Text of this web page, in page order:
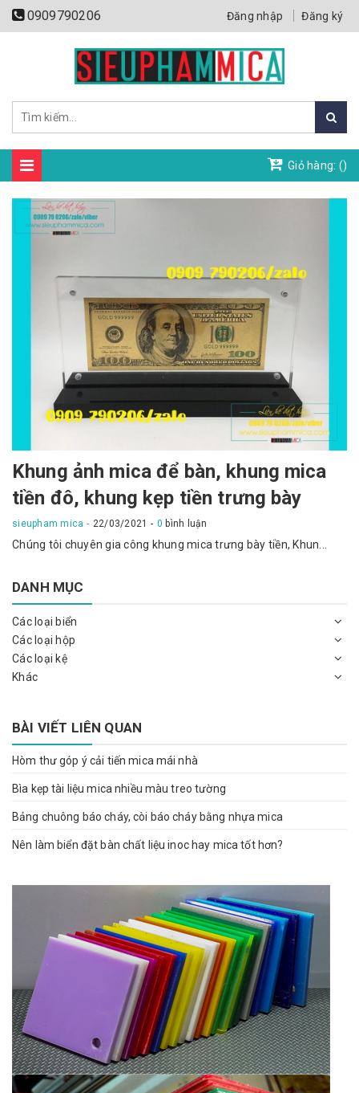
0909790206 Đăng nhập Đăng ký
Giỏ hàng: ()
Khung ảnh mica để bàn, khung mica
tiền đô, khung kẹp tiền trưng bày
sieupham mica 22/03/2021 0 bình luận
Chúng tôi chuyên gia công khung mica trưng bày tiền, Khun...
DANH MỤC
Các loại biển
Các loại hộp
Các loại kệ
Khác
BÀI VIẾT LIÊN QUAN
Hòm thư góp ý cải tiến mica mái nhà
Bìa kẹp tài liệu mica nhiều màu treo tường
Bảng chuông báo cháy, còi báo cháy bằng nhựa mica
Nên làm biển đặt bàn chất liệu inoc hay mica tốt hơn?